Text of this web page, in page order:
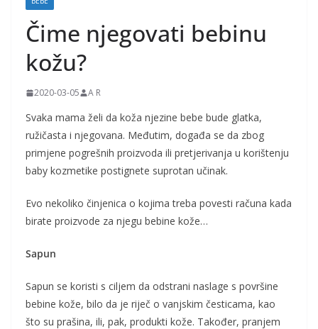
k
i
t
r
u
d
n
c
Čime njegovati bebinu
kožu?
2020-03-05 A R
Svaka mama želi da koža njezine bebe bude glatka,
ružičasta i njegovana. Međutim, događa se da zbog
primjene pogrešnih proizvoda ili pretjerivanja u korištenju
baby kozmetike postignete suprotan učinak.
Evo nekoliko činjenica o kojima treba povesti računa kada
birate proizvode za njegu bebine kože…
Sapun
Sapun se koristi s ciljem da odstrani naslage s površine
bebine kože, bilo da je riječ o vanjskim česticama, kao
što su prašina, ili, pak, produkti kože. Također, pranjem